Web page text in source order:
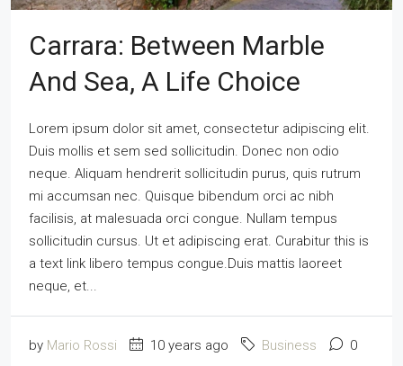
Carrara: Between Marble
And Sea, A Life Choice
Lorem ipsum dolor sit amet, consectetur adipiscing elit.
Duis mollis et sem sed sollicitudin. Donec non odio
neque. Aliquam hendrerit sollicitudin purus, quis rutrum
mi accumsan nec. Quisque bibendum orci ac nibh
facilisis, at malesuada orci congue. Nullam tempus
sollicitudin cursus. Ut et adipiscing erat. Curabitur this is
a text link libero tempus congue.Duis mattis laoreet
neque, et...
by Mario Rossi 10 years ago Business 0